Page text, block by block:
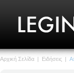
Αρχική Σελίδα | Ειδήσεις |